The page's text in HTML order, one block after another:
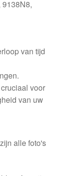
van tijd
voor
van uw
alle foto's